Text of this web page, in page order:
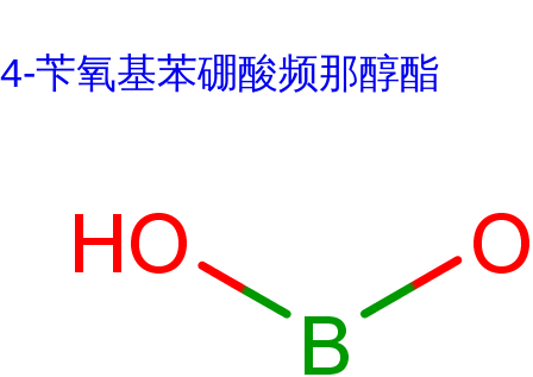
4-苄氧基苯硼酸频那醇酯